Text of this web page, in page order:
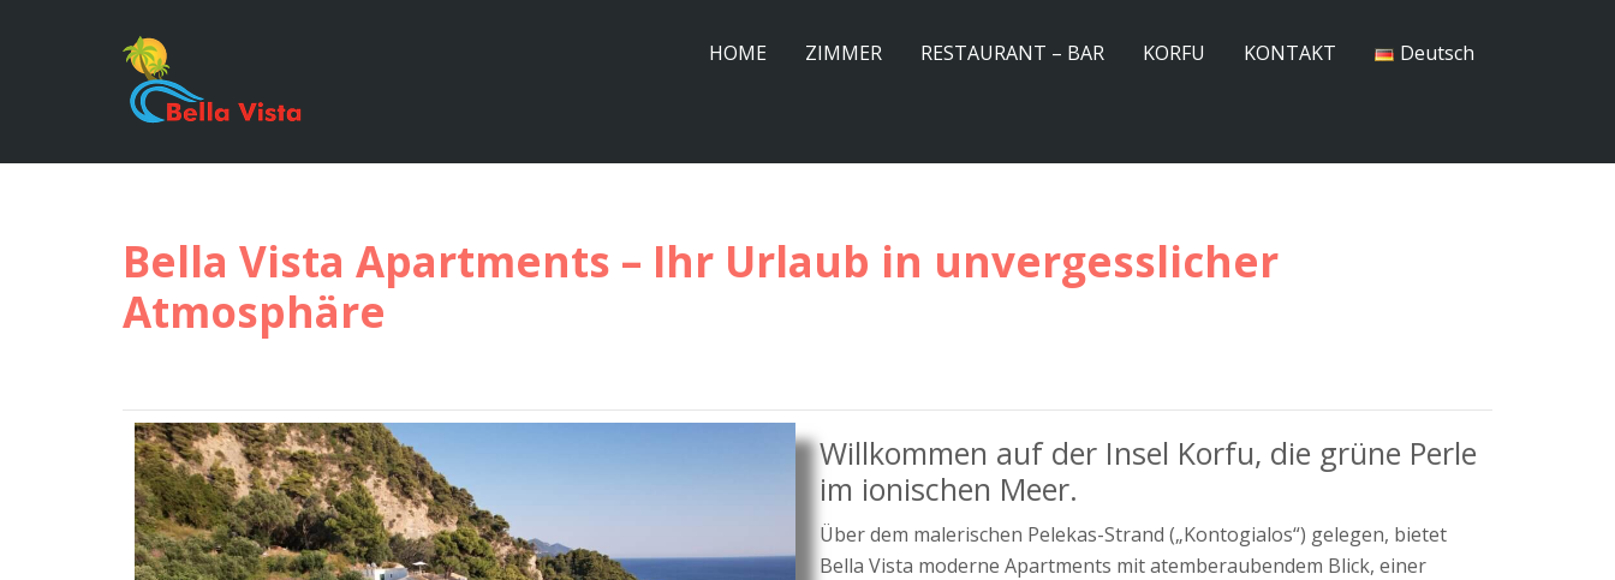
HOME ZIMMER RESTAURANT – BAR KORFU KONTAKT Deutsch
Bella Vista Apartments – Ihr Urlaub in unvergesslicher
Atmosphäre
Willkommen auf der Insel Korfu, die grüne Perle
im ionischen Meer.
Über dem malerischen Pelekas-Strand („Kontogialos“) gelegen, bietet
Bella Vista moderne Apartments mit atemberaubendem Blick, einer